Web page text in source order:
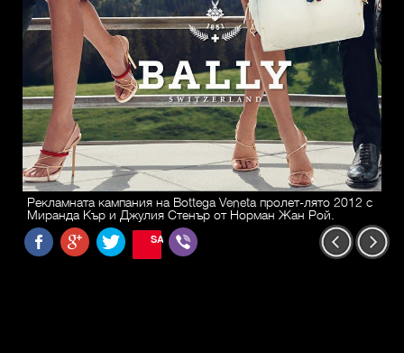
Рекламната кампания на Bottega Veneta пролет-лято 2012 с
Миранда Кър и Джулия Стенър от Норман Жан Рой.
SAVE